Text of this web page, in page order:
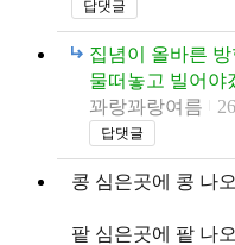
답댓글
집념이 올바른
물떠놓고 빌어야
꽈랑꽈랑여름
답댓글
콩 심은곳에 콩 나
팥 심은곳에 팥 나